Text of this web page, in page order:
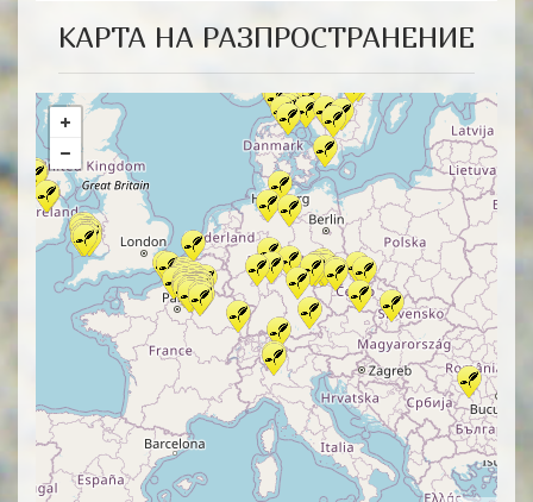
КАРТА НА РАЗПРОСТРАНЕНИЕ